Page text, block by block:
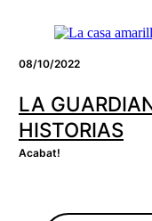
08/10/2022
LA
HISTORIAS
Acabat!